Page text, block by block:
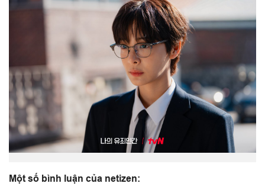
Một số bình luận của netizen: